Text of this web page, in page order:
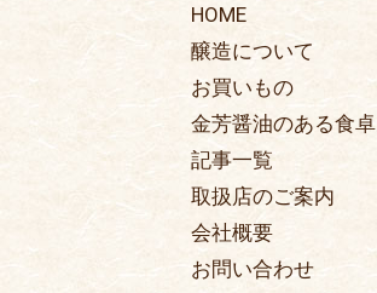
HOME
醸造について
お買いもの
金芳醤油のある食卓
記事一覧
取扱店のご案内
会社概要
お問い合わせ